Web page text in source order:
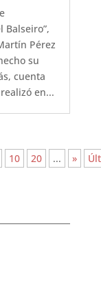
Balseiro”,
Pérez
su
cuenta
en...
10 20 ... »